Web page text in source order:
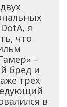
я
что
–
бред и
трех
в